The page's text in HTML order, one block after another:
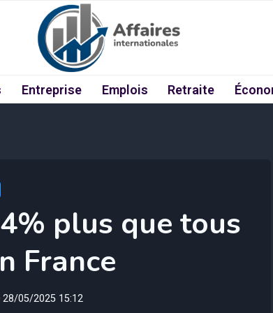
Entreprise Emplois Retraite
plus que tous
France
28/05/2025 15:12